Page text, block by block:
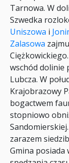
Tarnowa. W
Szwedka
Uniszowa i
Zalasowa
wschód dolinie
Lubcza. W
Krajobrazowy
bogactwem
stopniowo
zarazem
Gmina